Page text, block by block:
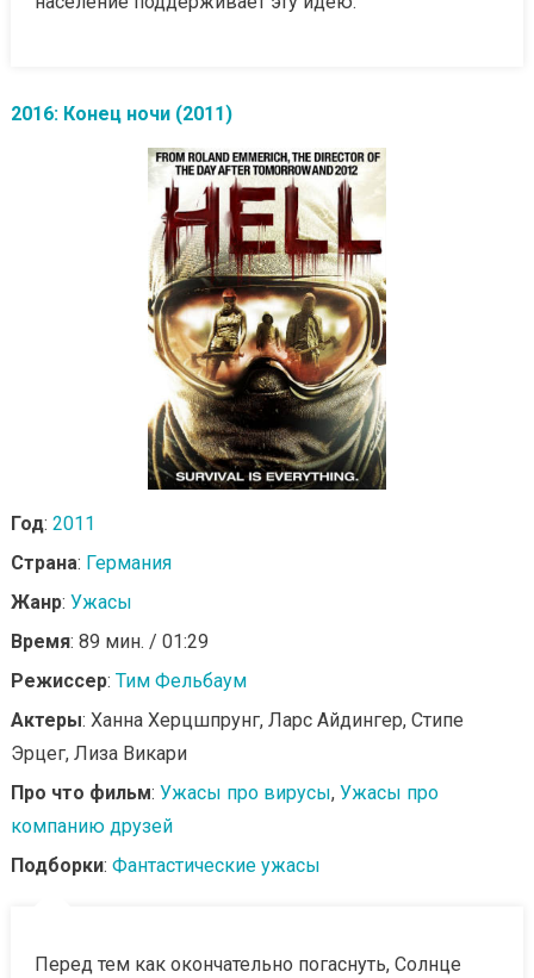
2016: Конец ночи (2011)
Год: 2011
Страна: Германия
Жанр: Ужасы
Время: 89 мин. / 01:29
Режиссер: Тим Фельбаум
Актеры: Ханна Херцшпрунг, Ларс Айдингер, Стипе
Эрцег, Лиза Викари
Про что фильм: Ужасы про вирусы, Ужасы про
компанию друзей
Подборки: Фантастические ужасы
Перед тем как окончательно погаснуть, Солнце